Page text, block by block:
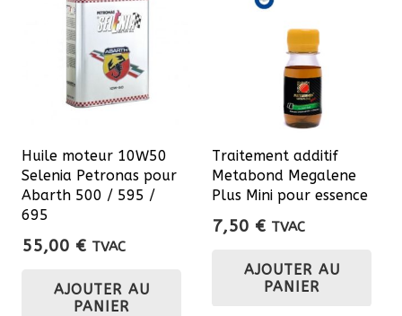
Huile moteur 10W50
Selenia Petronas pour
Abarth 500 / 595 /
695
55,00 € TVAC
AJOUTER AU
PANIER
Traitement additif
Metabond Megalene
Plus Mini pour essence
7,50 € TVAC
AJOUTER AU
PANIER